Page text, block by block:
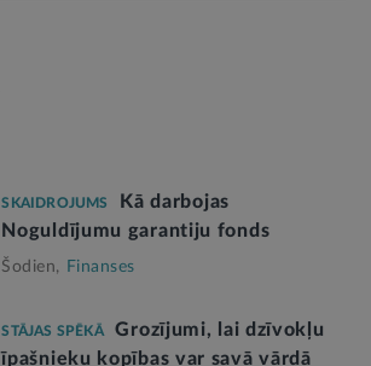
SKAIDROJUMS
Kā darbojas
Noguldījumu garantiju fonds
Šodien, Finanses
STĀJAS SPĒKĀ
Grozījumi, lai dzīvokļu
īpašnieku kopības var savā vārdā